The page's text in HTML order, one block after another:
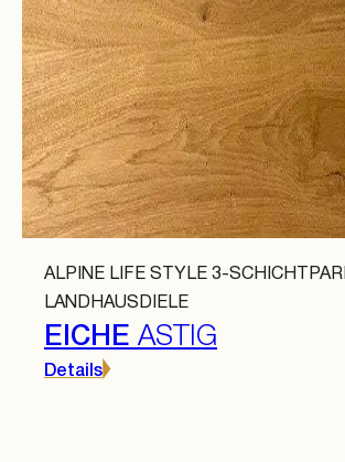
ALPINE LIFE STYLE 3-
LANDHAUSDIELE
EICHE ASTIG
Details